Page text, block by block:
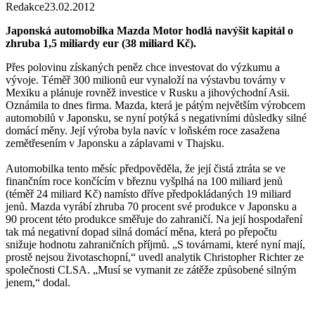
Redakce23.02.2012
Japonská automobilka Mazda Motor hodlá navýšit kapitál o
zhruba 1,5 miliardy eur (38 miliard Kč).
Přes polovinu získaných peněz chce investovat do výzkumu a
vývoje. Téměř 300 milionů eur vynaloží na výstavbu továrny v
Mexiku a plánuje rovněž investice v Rusku a jihovýchodní Asii.
Oznámila to dnes firma. Mazda, která je pátým největším výrobcem
automobilů v Japonsku, se nyní potýká s negativními důsledky silné
domácí měny. Její výroba byla navíc v loňském roce zasažena
zemětřesením v Japonsku a záplavami v Thajsku.
Automobilka tento měsíc předpověděla, že její čistá ztráta se ve
finančním roce končícím v březnu vyšplhá na 100 miliard jenů
(téměř 24 miliard Kč) namísto dříve předpokládaných 19 miliard
jenů. Mazda vyrábí zhruba 70 procent své produkce v Japonsku a
90 procent této produkce směřuje do zahraničí. Na její hospodaření
tak má negativní dopad silná domácí měna, která po přepočtu
snižuje hodnotu zahraničních příjmů. „S továrnami, které nyní mají,
prostě nejsou životaschopní,“ uvedl analytik Christopher Richter ze
společnosti CLSA. „Musí se vymanit ze zátěže způsobené silným
jenem,“ dodal.